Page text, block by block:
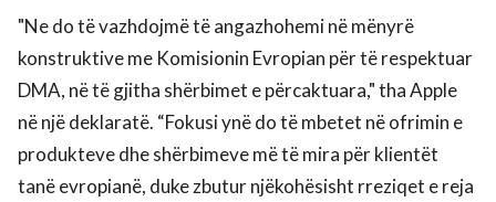
"Ne do të vazhdojmë të angazhohemi në mënyrë
konstruktive me Komisionin Evropian për të respektuar
DMA, në të gjitha shërbimet e përcaktuara," tha Apple
në një deklaratë. “Fokusi ynë do të mbetet në ofrimin e
produkteve dhe shërbimeve më të mira për klientët
tanë evropianë, duke zbutur njëkohësisht rreziqet e reja